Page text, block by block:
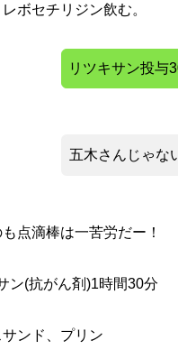
ボセチリジン飲む。
リツキサン投与
五木さんじゃな
点滴棒は一苦労だー！
ン(抗がん剤)1時間30分
ンド、プリン